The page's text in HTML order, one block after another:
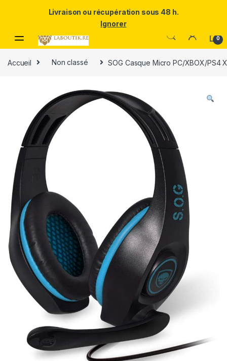
puissance et l'élégance du Samsung Galaxy S25 Ultra à prix réduit.
0
Accueil Non classé SOG Casque Micro PC/XBOX/PS4
Livraison ou récupération sous 48 h.
Ignorer